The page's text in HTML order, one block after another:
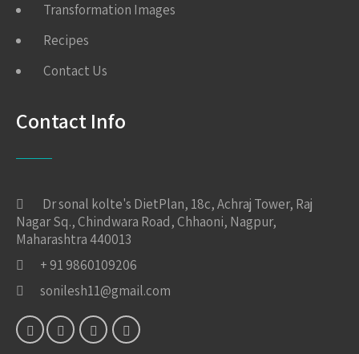
Transformation Images
Recipes
Contact Us
Contact Info
Dr sonal kolte's DietPlan, 18c, Achraj Tower, Raj
Nagar Sq., Chindwara Road, Chhaoni, Nagpur,
Maharashtra 440013
+ 91 9860109206
sonilesh11@gmail.com